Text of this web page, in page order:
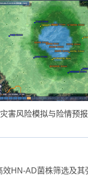
害风险模拟与险情预
效HN-AD菌株筛选及其